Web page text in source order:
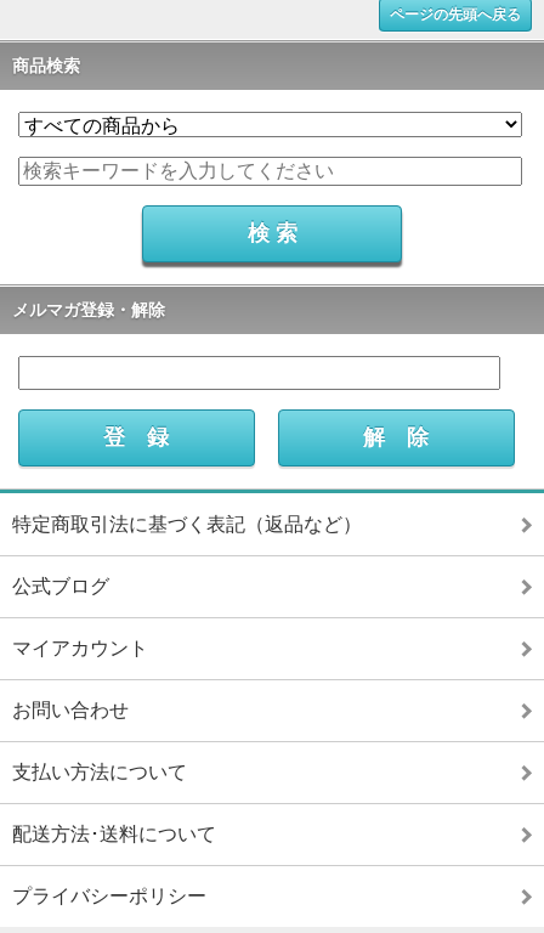
ページの先頭へ戻る
商品検索
メルマガ登録・解除
特定商取引法に基づく表記（返品など）
公式ブログ
マイアカウント
お問い合わせ
支払い方法について
配送方法･送料について
プライバシーポリシー